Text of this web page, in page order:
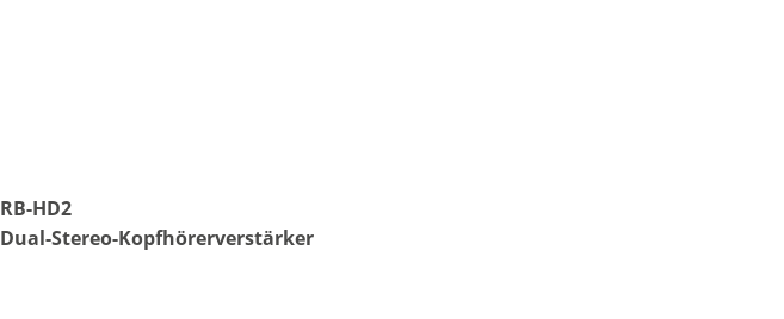
RB-HD2
Dual-Stereo-Kopfhörerverstärker